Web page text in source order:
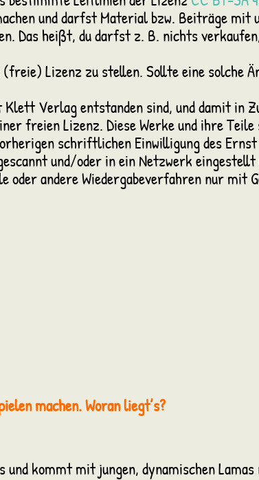
und darfst Material bzw. Beiträge
Das heißt, du darfst z. B. nichts
Lizenz zu stellen. Sollte eine solche
Verlag entstanden sind, und damit in
freien Lizenz. Diese Werke und ihre
schriftlichen Einwilligung des
und/oder in ein Netzwerk
andere Wiedergabeverfahren nur mit
machen. Woran liegt’s?
und kommt mit jungen, dynamischen